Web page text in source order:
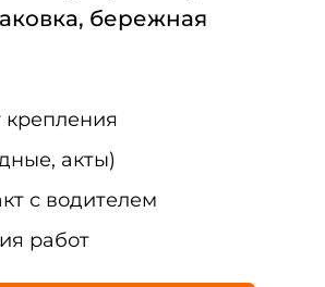
бережная
крепления
акты)
с водителем
работ